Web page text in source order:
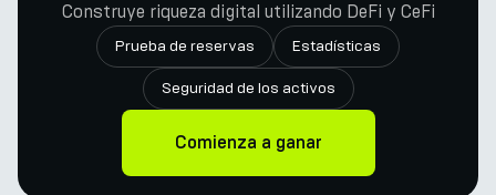
Construye riqueza digital utilizando DeFi y CeFi
Prueba de reservas Estadísticas
Seguridad de los activos
Comienza a ganar